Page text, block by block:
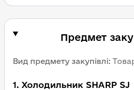
Предмет
Вид предмету закупівлі:
1. Холодильник SHARP SJ